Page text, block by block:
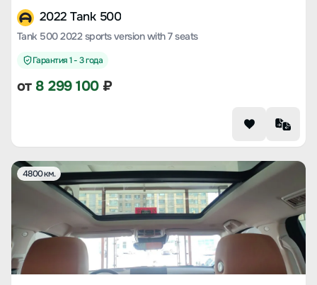
2022 Tank 500
Tank 500 2022 sports version with 7 seats
Гарантия 1 - 3 года
от 8 299 100₽
4800 км.